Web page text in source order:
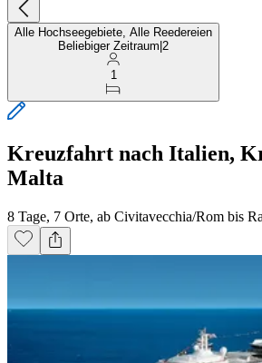
Alle Hochseegebiete, Alle Reedereien
Beliebiger Zeitraum 2
1
Kreuzfahrt nach Italien,
Malta
8 Tage, 7 Orte, ab Civitavecchia/Rom bis